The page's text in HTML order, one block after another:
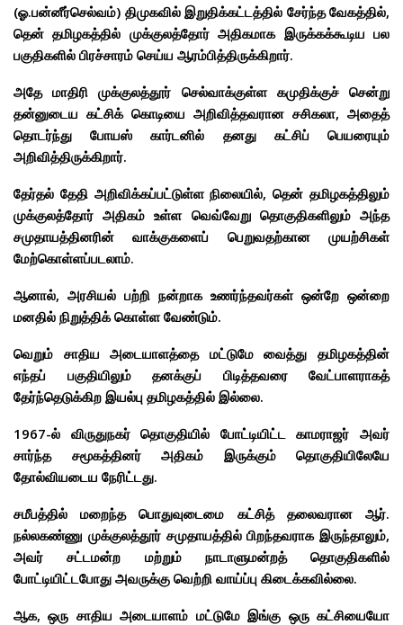
(ஓ.பன்னீர்செல்வம்) திமுகவில் இறுதிக்கட்டத்தில் சேர்ந்த வேகத்தில்,
தென் தமிழகத்தில் முக்குலத்தோர் அதிகமாக இருக்கக்கூடிய பல
பகுதிகளில் பிரச்சாரம் செய்ய ஆரம்பித்திருக்கிறார்.
அதே மாதிரி முக்குலத்தூர் செல்வாக்குள்ள கமுதிக்குச் சென்று
தன்னுடைய கட்சிக் கொடியை அறிவித்தவரான சசிகலா, அதைத்
தொடர்ந்து போயஸ் கார்டனில் தனது கட்சிப் பெயரையும்
அறிவித்திருக்கிறார்.
தேர்தல் தேதி அறிவிக்கப்பட்டுள்ள நிலையில், தென் தமிழகத்திலும்
முக்குலத்தோர் அதிகம் உள்ள வெவ்வேறு தொகுதிகளிலும் அந்த
சமுதாயத்தினரின் வாக்குகளைப் பெறுவதற்கான முயற்சிகள்
மேற்கொள்ளப்படலாம்.
ஆனால், அரசியல் பற்றி நன்றாக உணர்ந்தவர்கள் ஒன்றே ஒன்றை
மனதில் நிறுத்திக் கொள்ள வேண்டும்.
வெறும் சாதிய அடையாளத்தை மட்டுமே வைத்து தமிழகத்தின்
எந்தப் பகுதியிலும் தனக்குப் பிடித்தவரை வேட்பாளராகத்
தேர்ந்தெடுக்கிற இயல்பு தமிழகத்தில் இல்லை.
1967-ல் விருதுநகர் தொகுதியில் போட்டியிட்ட காமராஜர் அவர்
சார்ந்த சமூகத்தினர் அதிகம் இருக்கும் தொகுதியிலேயே
தோல்வியடைய நேரிட்டது.
சமீபத்தில் மறைந்த பொதுவுடைமை கட்சித் தலைவரான ஆர்.
நல்லகண்ணு முக்குலத்தூர் சமுதாயத்தில் பிறந்தவராக இருந்தாலும்,
அவர் சட்டமன்ற மற்றும் நாடாளுமன்றத் தொகுதிகளில்
போட்டியிட்டபோது அவருக்கு வெற்றி வாய்ப்பு கிடைக்கவில்லை.
ஆக, ஒரு சாதிய அடையாளம் மட்டுமே இங்கு ஒரு கட்சியையோ